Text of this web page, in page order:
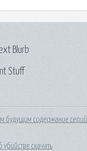
Stuff
будущим содержание серий
скачать
Blurb